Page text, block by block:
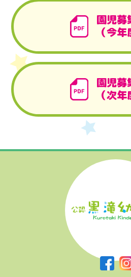
園児募
（今年
園児募
（次年